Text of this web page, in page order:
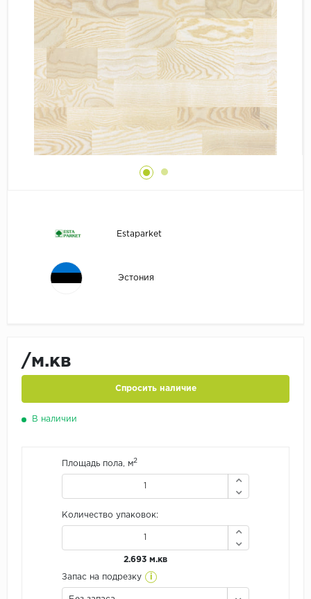
Бежевый
Коричневый
Страна
Германия
Швейцария
Резиновое покрытие
Террасная доска
Натуральный линолеум
Плинтус
Коммерческий линолеум
Estaparket
Эстония
/м.кв
Спросить наличие
В наличии
Площадь пола, м2
Количество упаковок:
2.693 м.кв
Запас на подрезку i